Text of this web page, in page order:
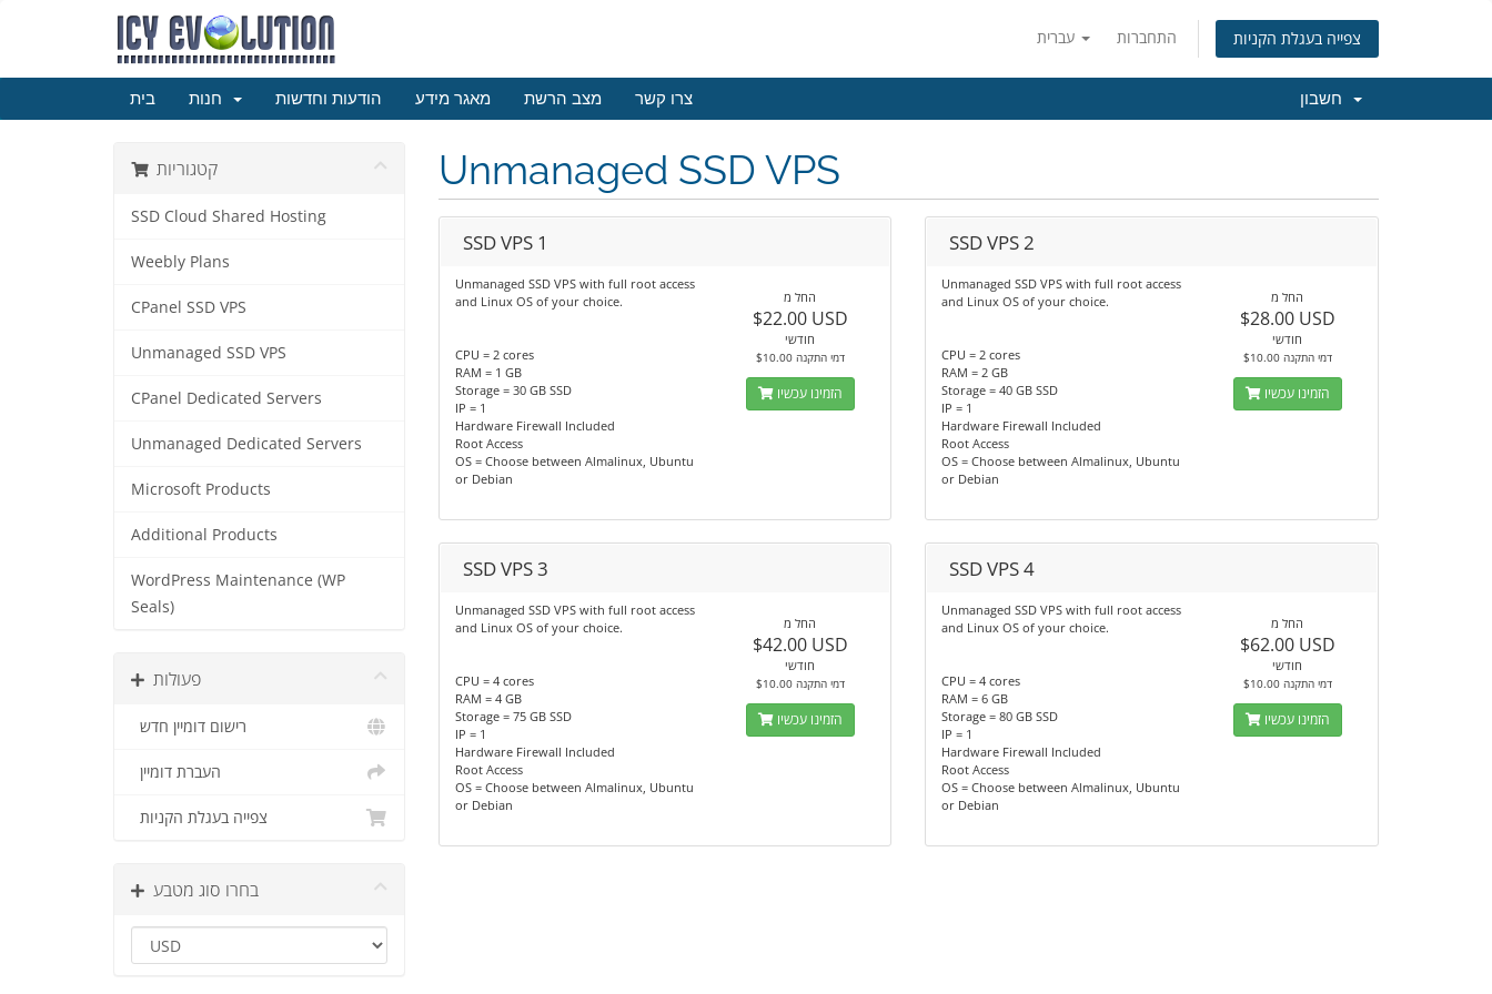
התחברות צפייה בעגלת הקניות
בית הודעות וחדשות מאגר מידע מצב הרשת צרו קשר
קטגוריות
SSD Cloud Shared Hosting
Weebly Plans
CPanel SSD VPS
Unmanaged SSD VPS
CPanel Dedicated Servers
Unmanaged Dedicated Servers
Microsoft Products
Additional Products
WordPress Maintenance (WP
Seals)
פעולות
רישום דומיין חדש
העברת דומיין
צפייה בעגלת הקניות
בחרו סוג מטבע
Unmanaged SSD VPS
SSD VPS 1
Unmanaged SSD VPS with full root access
and Linux OS of your choice.
CPU = 2 cores
RAM = 1 GB
Storage = 30 GB SSD
IP = 1
Hardware Firewall Included
Root Access
OS = Choose between Almalinux, Ubuntu
or Debian
החל מ
$22.00 USD
חודשי
$10.00 דמי התקנה
הזמינו עכשיו
SSD VPS 2
Unmanaged SSD VPS with full root access
and Linux OS of your choice.
CPU = 2 cores
RAM = 2 GB
Storage = 40 GB SSD
IP = 1
Hardware Firewall Included
Root Access
OS = Choose between Almalinux, Ubuntu
or Debian
החל מ
$28.00 USD
חודשי
$10.00 דמי התקנה
הזמינו עכשיו
SSD VPS 3
Unmanaged SSD VPS with full root access
and Linux OS of your choice.
CPU = 4 cores
RAM = 4 GB
Storage = 75 GB SSD
IP = 1
Hardware Firewall Included
Root Access
OS = Choose between Almalinux, Ubuntu
or Debian
החל מ
$42.00 USD
חודשי
$10.00 דמי התקנה
הזמינו עכשיו
SSD VPS 4
Unmanaged SSD VPS with full root access
and Linux OS of your choice.
CPU = 4 cores
RAM = 6 GB
Storage = 80 GB SSD
IP = 1
Hardware Firewall Included
Root Access
OS = Choose between Almalinux, Ubuntu
or Debian
החל מ
$62.00 USD
חודשי
$10.00 דמי התקנה
הזמינו עכשיו